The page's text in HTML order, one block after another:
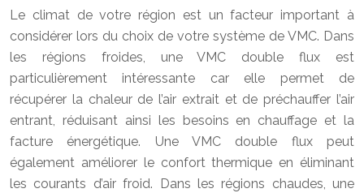
Le climat de votre région est un facteur important à
considérer lors du choix de votre système de VMC. Dans
les régions froides, une VMC double flux est
particulièrement intéressante car elle permet de
récupérer la chaleur de l’air extrait et de préchauffer l’air
entrant, réduisant ainsi les besoins en chauffage et la
facture énergétique. Une VMC double flux peut
également améliorer le confort thermique en éliminant
les courants d’air froid. Dans les régions chaudes, une